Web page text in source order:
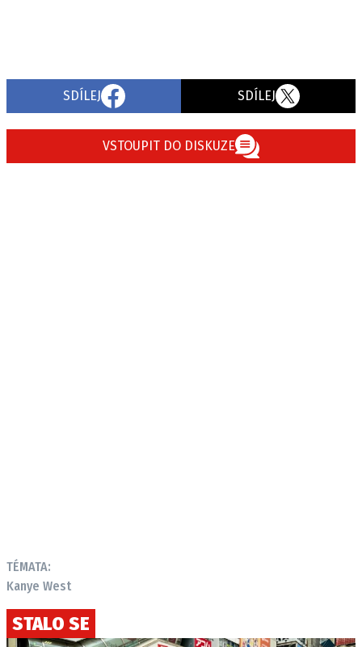
SDÍLEJ SDÍLEJ
VSTOUPIT DO DISKUZE
TÉMATA:
Kanye West
STALO SE